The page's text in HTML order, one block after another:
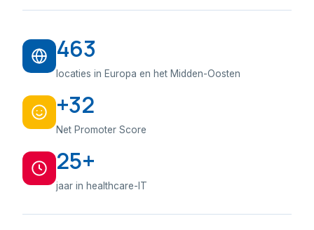
463
locaties in Europa en het Midden-Oosten
+32
Net Promoter Score
25+
jaar in healthcare-IT